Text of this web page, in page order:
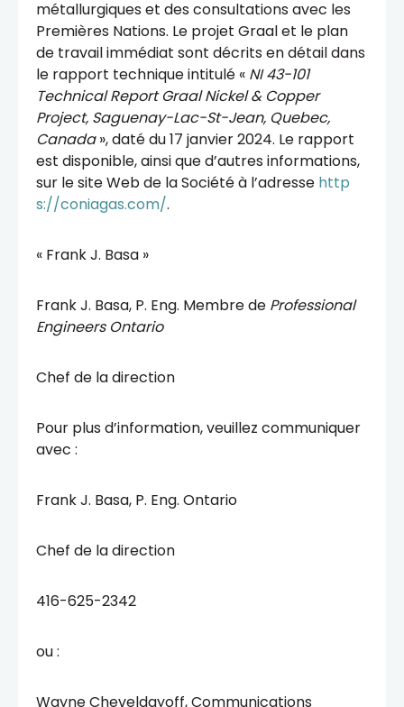
métallurgiques et des consultations avec les
Premières Nations. Le projet Graal et le plan
de travail immédiat sont décrits en détail dans
le rapport technique intitulé « NI 43-101
Technical Report Graal Nickel & Copper
Project, Saguenay-Lac-St-Jean, Quebec,
Canada», daté du 17 janvier 2024. Le rapport
est disponible, ainsi que d’autres informations,
sur le site Web de la Société à l’adresse http
s://coniagas.com/.
« Frank J. Basa »
Frank J. Basa, P. Eng. Membre de Professional
Engineers Ontario
Chef de la direction
Pour plus d’information, veuillez communiquer
avec :
Frank J. Basa, P. Eng. Ontario
Chef de la direction
416-625-2342
ou :
Wayne Cheveldayoff, Communications